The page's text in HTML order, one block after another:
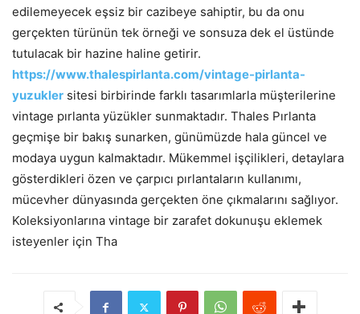
edilemeyecek eşsiz bir cazibeye sahiptir, bu da onu
gerçekten türünün tek örneği ve sonsuza dek el üstünde
tutulacak bir hazine haline getirir.
https://www.thalespirlanta.com/vintage-pirlanta-
yuzukler sitesi birbirinde farklı tasarımlarla müşterilerine
vintage pırlanta yüzükler sunmaktadır. Thales Pırlanta
geçmişe bir bakış sunarken, günümüzde hala güncel ve
modaya uygun kalmaktadır. Mükemmel işçilikleri, detaylara
gösterdikleri özen ve çarpıcı pırlantaların kullanımı,
mücevher dünyasında gerçekten öne çıkmalarını sağlıyor.
Koleksiyonlarına vintage bir zarafet dokunuşu eklemek
isteyenler için Tha